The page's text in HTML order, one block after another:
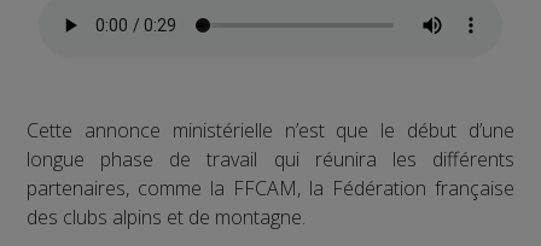
Cette annonce ministérielle n’est que le début d’une
longue phase de travail qui réunira les différents
partenaires, comme la FFCAM, la Fédération française
des clubs alpins et de montagne.